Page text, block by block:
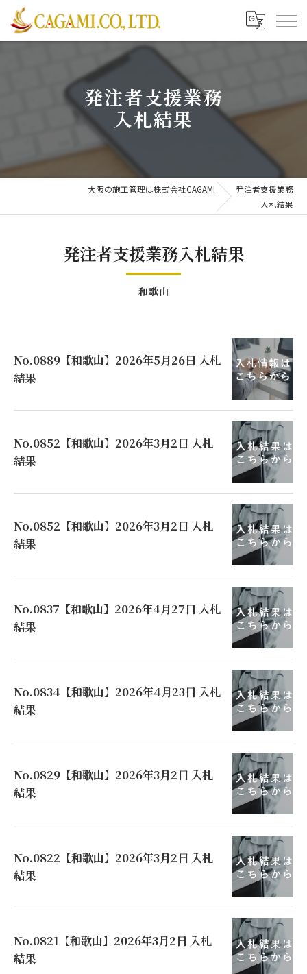
発注者支援業務
入札結果
大阪の施工管理は株式会社CAGAMI
発注者支援業務
入札結果
発注者支援業務入札結果
和歌山
No.0889【和歌山】2026年5月26日 入札
結果
No.0852【和歌山】2026年3月2日 入札
結果
No.0852【和歌山】2026年3月2日 入札
結果
No.0837【和歌山】2026年4月27日 入札
結果
No.0834【和歌山】2026年4月23日 入札
結果
No.0829【和歌山】2026年3月2日 入札
結果
No.0822【和歌山】2026年3月2日 入札
結果
No.0821【和歌山】2026年3月2日 入札
結果